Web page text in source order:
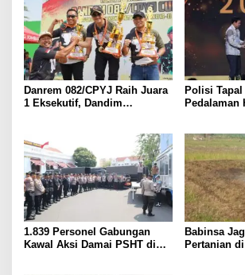
Danrem 082/CPYJ Raih Juara
1 Eksekutif, Dandim
Cup I
Polisi
Pedalaman
Humanis di
1.839 Personel Gabungan
Kawal Aksi Damai PSHT di
Babinsa
Pertanian